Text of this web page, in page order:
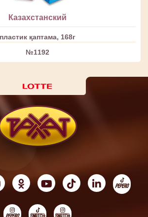
Казахстанский
пластик қаптама, 168г
№1192